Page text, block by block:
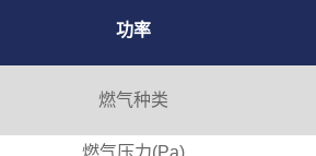
功率
燃气种类
燃气压力(Pa)